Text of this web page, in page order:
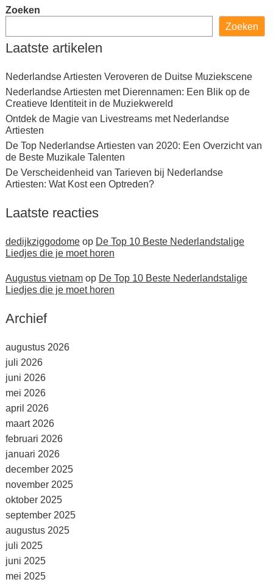
Zoeken
Zoeken
Laatste artikelen
Nederlandse Artiesten Veroveren de Duitse Muziekscene
Nederlandse Artiesten met Dierennamen: Een Blik op de
Creatieve Identiteit in de Muziekwereld
Ontdek de Magie van Livestreams met Nederlandse
Artiesten
De Top Nederlandse Artiesten van 2020: Een Overzicht van
de Beste Muzikale Talenten
De Verscheidenheid van Tarieven bij Nederlandse
Artiesten: Wat Kost een Optreden?
Laatste reacties
dedijkziggodomeop De Top 10 Beste Nederlandstalige
Liedjes die je moet horen
Augustus vietnamop De Top 10 Beste Nederlandstalige
Liedjes die je moet horen
Archief
augustus 2026
juli 2026
juni 2026
mei 2026
april 2026
maart 2026
februari 2026
januari 2026
december 2025
november 2025
oktober 2025
september 2025
augustus 2025
juli 2025
juni 2025
mei 2025